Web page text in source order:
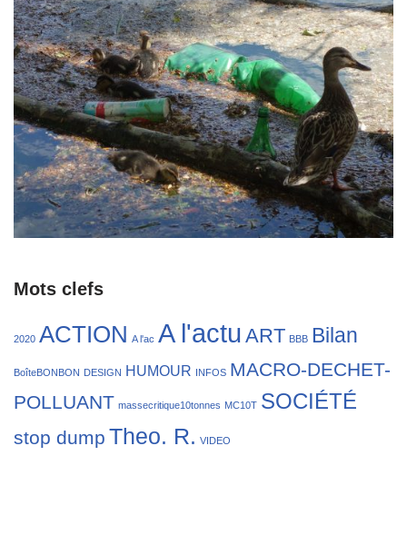
Mots clefs
2020 ACTION A l'ac A l'actu ART BBB Bilan
BoîteBONBON DESIGN HUMOUR INFOS MACRO-DECHET-
POLLUANT massecritique10tonnes MC10T SOCIÉTÉ
stop dump Theo. R. VIDEO